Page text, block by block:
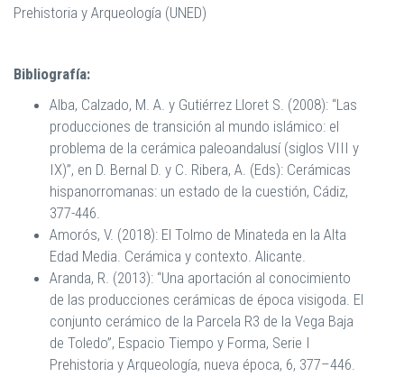
Prehistoria y Arqueología (UNED)
Bibliografía:
Alba, Calzado, M. A. y Gutiérrez Lloret S. (2008): “Las
producciones de transición al mundo islámico: el
problema de la cerámica paleoandalusí (siglos VIII y
IX)”, en D. Bernal D. y C. Ribera, A. (Eds): Cerámicas
hispanorromanas: un estado de la cuestión, Cádiz,
377-446.
Amorós, V. (2018): El Tolmo de Minateda en la Alta
Edad Media. Cerámica y contexto. Alicante.
Aranda, R. (2013): “Una aportación al conocimiento
de las producciones cerámicas de época visigoda. El
conjunto cerámico de la Parcela R3 de la Vega Baja
de Toledo”, Espacio Tiempo y Forma, Serie I
Prehistoria y Arqueología, nueva época, 6, 377–446.